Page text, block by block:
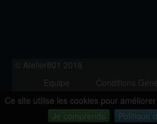
Ce site utilise les cookies pour
Je comprends
Politique
© Atelier801 2018
Equipe
Conditions
Politique de Confidentialité